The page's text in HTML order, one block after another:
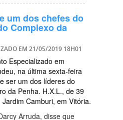
um dos chefes do
Complexo da
EM 21/05/2019 18H01
Especializado em
na última sexta-feira
ser um dos líderes do
da Penha. H.X.L., de 39
Camburi, em Vitória.
Arruda, disse que